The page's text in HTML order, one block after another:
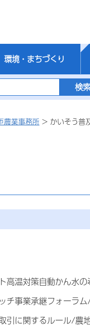
環境・まちづくり
農業事務所 > かいそう普
温対策自動かん水
事業承継フォーラ
に関するルール/農